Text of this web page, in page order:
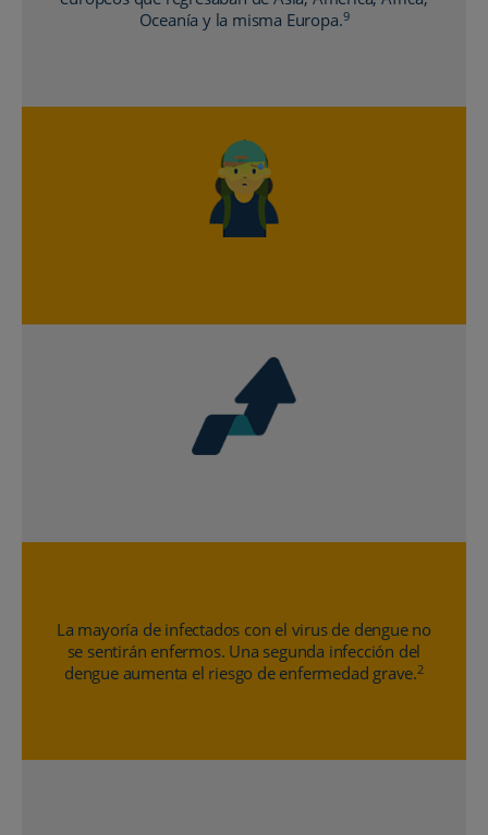
Oceanía y la misma Europa.9
La mayoría de infectados con el virus de dengue no
se sentirán enfermos. Una segunda infección del
dengue aumenta el riesgo de enfermedad grave.2